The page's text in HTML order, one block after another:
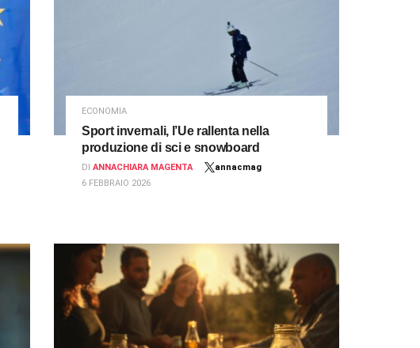
ECONOMIA
Sport invernali, l’Ue rallenta nella
produzione di sci e snowboard
DI ANNACHIARA MAGENTA
annacmag
6 FEBBRAIO 2026